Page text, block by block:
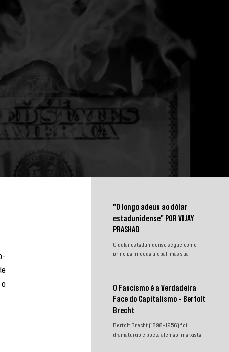
"O longo adeus ao dólar
estadunidense" POR VIJAY
PRASHAD
O dólar estadunidense segue como
principal moeda global, mas sua
impulsionam a desdolarização. O
processo, porém, é gradual e exige
novas instituições financeiras capazes
soberano e reduzir a dependência do
sistema monetário dominado pelos
O Fascismo é a Verdadeira
Face do Capitalismo - Bertolt
Brecht
Bertolt Brecht (1898–1956) foi
dramaturgo e poeta alemão, marxista